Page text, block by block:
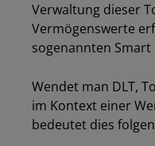
Verwaltung dieser
Vermögenswerte
sogenannten Smart
Wendet man DLT,
im Kontext einer
bedeutet dies